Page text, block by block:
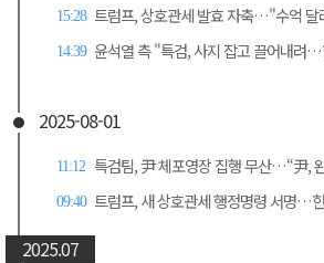
15:28 트럼프, 상호관세 발효 자축…"수억 달
14:39 윤석열 측 "특검, 사지 잡고 끌어내려
2025-08-01
11:12 특검팀, 尹 체포영장 집행 무산…“尹,
09:40 트럼프, 새 상호관세 행정명령 서명
2025.07